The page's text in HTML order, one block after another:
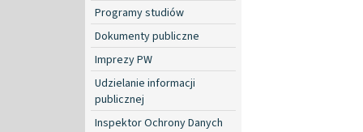
Programy studiów
Dokumenty publiczne
Imprezy PW
Udzielanie informacji
publicznej
Inspektor Ochrony Danych